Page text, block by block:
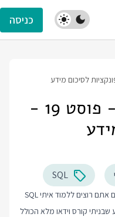
כניסה
סדרת SQL בסיסי - פוסט 19 -
SQL
פוסט זה כולל טיפ קצר לעבודה עם SQL. אם אתם רוצים ללמוד איתי SQL
קורס וידאו מלא הכולל